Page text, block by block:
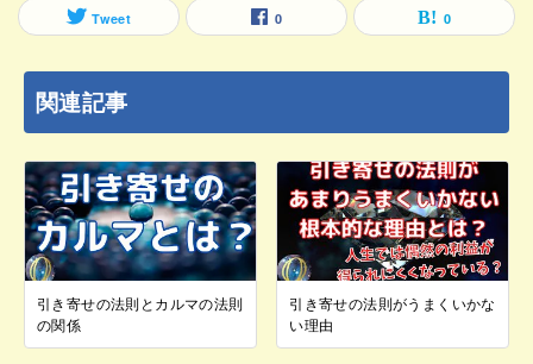
Tweet 0 0
関連記事
引き寄せの法則とカルマの法則
の関係
引き寄せの法則がうまくいかな
い理由